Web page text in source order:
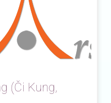
(Či Kung,